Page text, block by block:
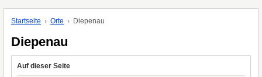
Startseite Orte Diepenau
Diepenau
Auf dieser Seite